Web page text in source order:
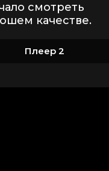
смотреть
качестве.
Плеер 2